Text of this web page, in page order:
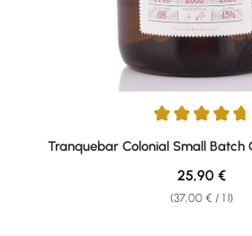
Average rating of 4.78 out of 5 stars
Tranquebar Colonial Small Batch
(37,00 € / 1 l)
Regular
25,90 €